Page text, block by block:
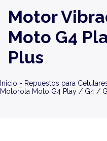
Motor
Moto G4
Plus
Inicio - Repuestos para
Motorola Moto G4 Play / G4 /